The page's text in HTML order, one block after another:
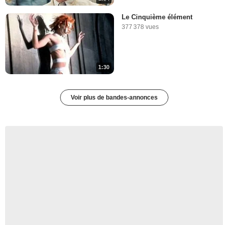
1:30
Le Cinquième élément
377 378 vues
Voir plus de bandes-annonces